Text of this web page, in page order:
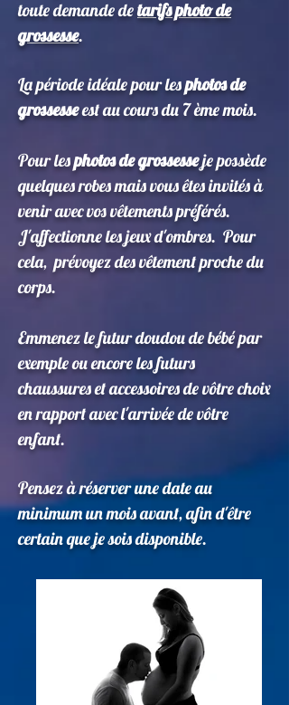
toute demande detarifs photo de
grossesse.
La période idéale pour lesphotos de
grossesseest au cours du 7 ème mois.
Pour lesphotos de grossesseje possède
quelques robes mais vous êtes invités à
venir avec vos vêtements préférés.
J'affectionne les jeux d'ombres. Pour
cela, prévoyez des vêtement proche du
corps.
Emmenez le futur doudou de bébé par
exemple ou encore les futurs
chaussures et accessoires de vôtre choix
en rapport avec l'arrivée de vôtre
enfant.
Pensez à réserver une date au
minimum un mois avant, afin d'être
certain que je sois disponible.